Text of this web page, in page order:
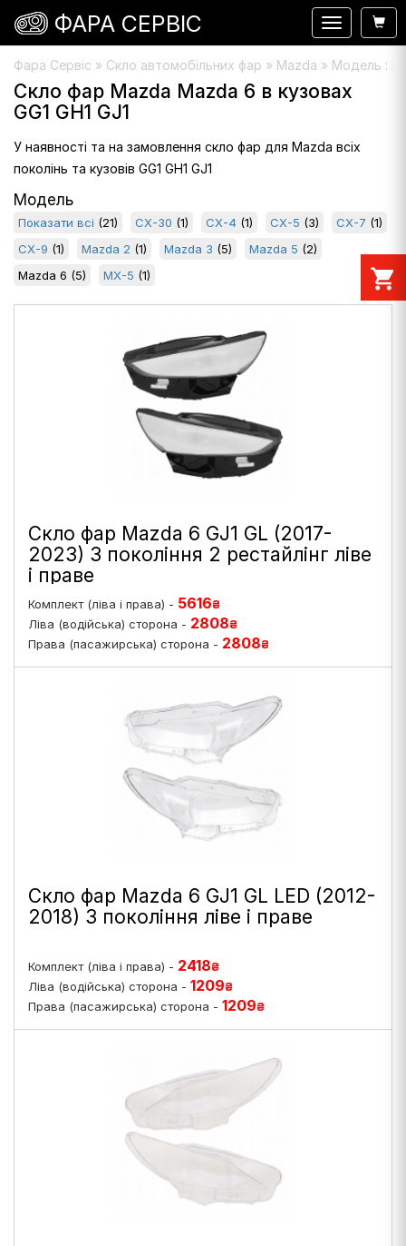
Фара Сервіс » Скло автомобільних фар » Mazda » Модель :
Скло фар Mazda Mazda 6 в кузовах
GG1 GH1 GJ1
У наявності та на замовлення скло фар для Mazda всіх
поколінь та кузовів GG1 GH1 GJ1
Модель
Показати всі (21) CX-30 (1) CX-4 (1) CX-5 (3) CX-7 (1)
CX-9 (1) Mazda 2 (1) Mazda 3 (5) Mazda 5 (2)
Mazda 6 (5) MX-5 (1)
Скло фар Mazda 6 GJ1 GL (2017-
2023) 3 покоління 2 рестайлінг ліве
і праве
Комплект (ліва і права) - 5616₴
Ліва (водійська) сторона - 2808₴
Права (пасажирська) сторона - 2808₴
Скло фар Mazda 6 GJ1 GL LED (2012-
2018) 3 покоління ліве і праве
Комплект (ліва і права) - 2418₴
Ліва (водійська) сторона - 1209₴
Права (пасажирська) сторона - 1209₴
Навигация
ФАРА СЕРВІС
shopping_cart